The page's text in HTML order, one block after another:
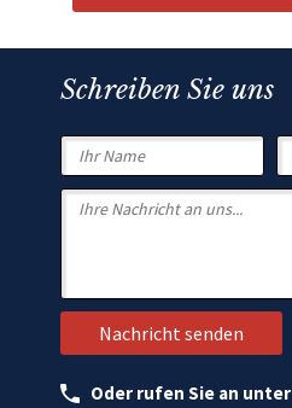
Schreiben Sie uns
Oder rufen Sie an unter